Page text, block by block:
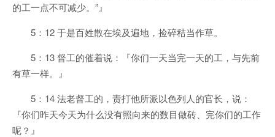
的工一点不可减少。”』
5：12 于是百姓散在埃及遍地，捡碎秸当作草。
5：13 督工的催着说：『你们一天当完一天的工，与先前
有草一样。』
5：14 法老督工的，责打他所派以色列人的官长，说：
『你们昨天今天为什么没有照向来的数目做砖、完你们的工作
呢？』